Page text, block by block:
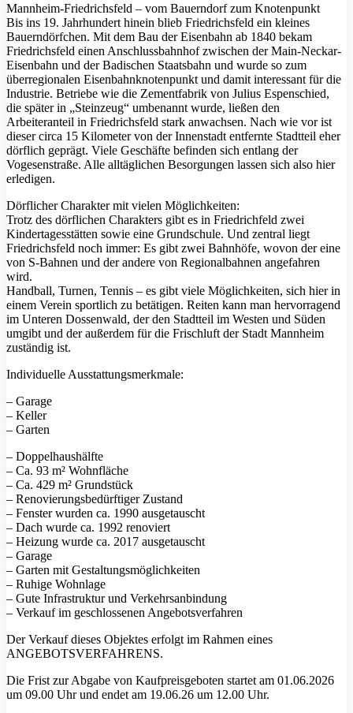
Mannheim-Friedrichsfeld – vom Bauerndorf zum Knotenpunkt
Bis ins 19. Jahrhundert hinein blieb Friedrichsfeld ein kleines
Bauerndörfchen. Mit dem Bau der Eisenbahn ab 1840 bekam
Friedrichsfeld einen Anschlussbahnhof zwischen der Main-Neckar-
Eisenbahn und der Badischen Staatsbahn und wurde so zum
überregionalen Eisenbahnknotenpunkt und damit interessant für die
Industrie. Betriebe wie die Zementfabrik von Julius Espenschied,
die später in „Steinzeug“ umbenannt wurde, ließen den
Arbeiteranteil in Friedrichsfeld stark anwachsen. Nach wie vor ist
dieser circa 15 Kilometer von der Innenstadt entfernte Stadtteil eher
dörflich geprägt. Viele Geschäfte befinden sich entlang der
Vogesenstraße. Alle alltäglichen Besorgungen lassen sich also hier
erledigen.
Dörflicher Charakter mit vielen Möglichkeiten:
Trotz des dörflichen Charakters gibt es in Friedrichfeld zwei
Kindertagesstätten sowie eine Grundschule. Und zentral liegt
Friedrichsfeld noch immer: Es gibt zwei Bahnhöfe, wovon der eine
von S-Bahnen und der andere von Regionalbahnen angefahren
wird.
Handball, Turnen, Tennis – es gibt viele Möglichkeiten, sich hier in
einem Verein sportlich zu betätigen. Reiten kann man hervorragend
im Unteren Dossenwald, der den Stadtteil im Westen und Süden
umgibt und der außerdem für die Frischluft der Stadt Mannheim
zuständig ist.
Individuelle Ausstattungsmerkmale:
– Garage
– Keller
– Garten
– Doppelhaushälfte
– Ca. 93 m² Wohnfläche
– Ca. 429 m² Grundstück
– Renovierungsbedürftiger Zustand
– Fenster wurden ca. 1990 ausgetauscht
– Dach wurde ca. 1992 renoviert
– Heizung wurde ca. 2017 ausgetauscht
– Garage
– Garten mit Gestaltungsmöglichkeiten
– Ruhige Wohnlage
– Gute Infrastruktur und Verkehrsanbindung
– Verkauf im geschlossenen Angebotsverfahren
Der Verkauf dieses Objektes erfolgt im Rahmen eines
ANGEBOTSVERFAHRENS.
Die Frist zur Abgabe von Kaufpreisgeboten startet am 01.06.2026
um 09.00 Uhr und endet am 19.06.26 um 12.00 Uhr.